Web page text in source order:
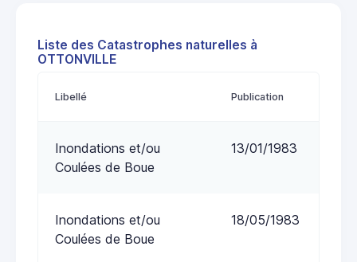
Liste des Catastrophes naturelles à
OTTONVILLE
Libellé Publication
Inondations et/ou
Coulées de Boue
13/01/1983
Inondations et/ou
Coulées de Boue
18/05/1983